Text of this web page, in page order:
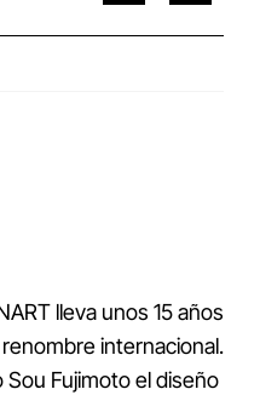
lleva unos 15 años
internacional.
Fujimoto el diseño